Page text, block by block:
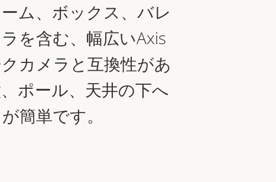
ム、ボックス、バレ
を含む、幅広いAxis
カメラと互換性があ
ポール、 天井の下へ
簡単です。